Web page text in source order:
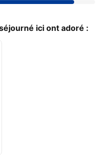
ici ont adoré :